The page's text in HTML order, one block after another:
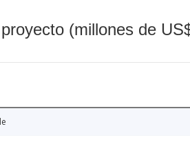
(millones de